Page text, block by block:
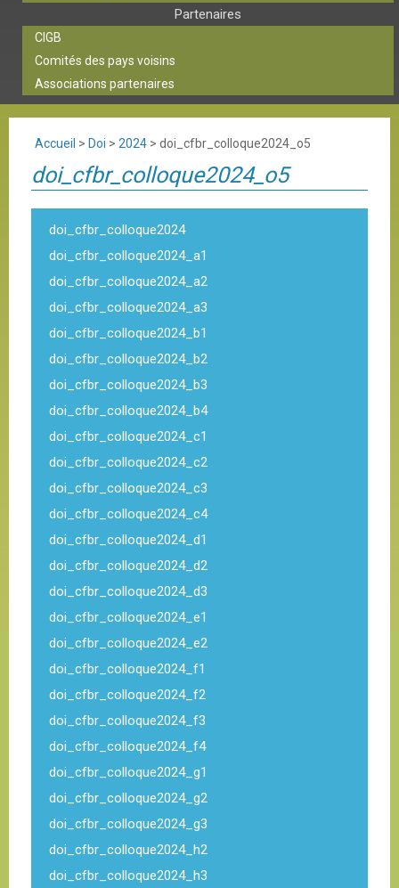
Partenaires
CIGB
Comités des pays voisins
Associations partenaires
Accueil > Doi > 2024 > doi_cfbr_colloque2024_o5
doi_cfbr_colloque2024_o5
doi_cfbr_colloque2024
doi_cfbr_colloque2024_a1
doi_cfbr_colloque2024_a2
doi_cfbr_colloque2024_a3
doi_cfbr_colloque2024_b1
doi_cfbr_colloque2024_b2
doi_cfbr_colloque2024_b3
doi_cfbr_colloque2024_b4
doi_cfbr_colloque2024_c1
doi_cfbr_colloque2024_c2
doi_cfbr_colloque2024_c3
doi_cfbr_colloque2024_c4
doi_cfbr_colloque2024_d1
doi_cfbr_colloque2024_d2
doi_cfbr_colloque2024_d3
doi_cfbr_colloque2024_e1
doi_cfbr_colloque2024_e2
doi_cfbr_colloque2024_f1
doi_cfbr_colloque2024_f2
doi_cfbr_colloque2024_f3
doi_cfbr_colloque2024_f4
doi_cfbr_colloque2024_g1
doi_cfbr_colloque2024_g2
doi_cfbr_colloque2024_g3
doi_cfbr_colloque2024_h2
doi_cfbr_colloque2024_h3